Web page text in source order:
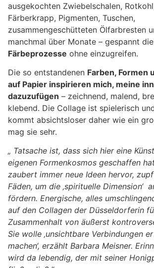
ausgekochten Zwiebelschalen,
Färberkrapp, Pigmenten, Tuschen,
zusammengeschütteten Ölfarbresten
manchmal über Monate – gespannt die
Färbeprozesse ohne einzugreifen.
Die so entstandenen Farben, Formen
auf Papier inspirieren mich, meine
dazuzufügen – zeichnend, malend,
klebend. Die Collage ist spielerisch
kommt absichtsloser daher wie ein
mag sie sehr.
„ Tatsache ist, dass sich hier eine
eigenen Formenkosmos geschaffen
zaubert immer neue Ideen hervor,
Fäden, um die ‚spirituelle Dimension‘
fördern. Energische, alles
auf den Collagen der Düsseldorferin
Zusammenhalt von äußerst
Sie wolle ‚unsichtbare Verbindungen
machen‘, erzählt Barbara Meisner.
wird da lebendig, der mit seiner